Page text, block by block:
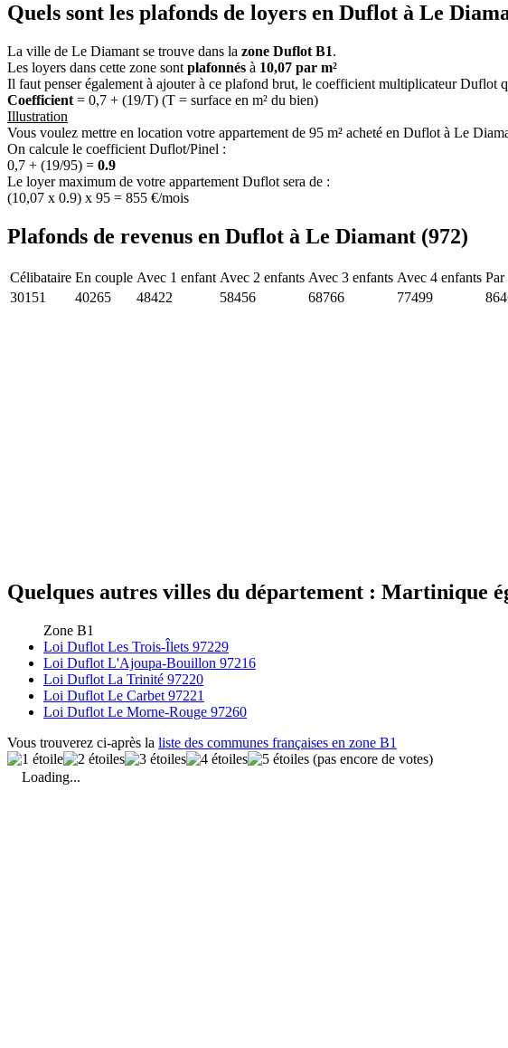
Quels sont les plafonds de loyers en Duflot à Le
La ville de Le Diamant se trouve dans la zone Duflot B1.
Les loyers dans cette zone sont plafonnés à 10,07 par m²
Il faut penser également à ajouter à ce plafond brut, le coefficient multiplicateur Duflot
Coefficient = 0,7 + (19/T) (T = surface en m² du bien)
Illustration
Vous voulez mettre en location votre appartement de 95 m² acheté en Duflot à Le
On calcule le coefficient Duflot/Pinel :
0,7 + (19/95) = 0.9
Le loyer maximum de votre appartement Duflot sera de :
(10,07 x 0.9) x 95 = 855 €/mois
Plafonds de revenus en Duflot à Le Diamant (972)
Célibataire En couple Avec 1 enfant Avec 2 enfants Avec 3 enfants Avec 4 enfants Par
30151
40265 48422 58456 68766 77499
Quelques autres villes du département : Martinique
Zone B1
Loi Duflot Les Trois-Îlets 97229
Loi Duflot L'Ajoupa-Bouillon 97216
Loi Duflot La Trinité 97220
Loi Duflot Le Carbet 97221
Loi Duflot Le Morne-Rouge 97260
Vous trouverez ci-après la liste des communes françaises en zone B1
(pas encore de votes)
Loading...